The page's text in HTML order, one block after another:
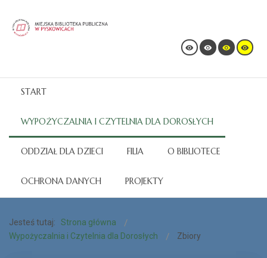
START
WYPOŻYCZALNIA I CZYTELNIA DLA DOROSŁYCH
ODDZIAŁ DLA DZIECI FILIA O BIBLIOTECE
OCHRONA DANYCH PROJEKTY
Jesteś tutaj:
Strona główna
Wypożyczalnia i Czytelnia dla Dorosłych
Zbiory